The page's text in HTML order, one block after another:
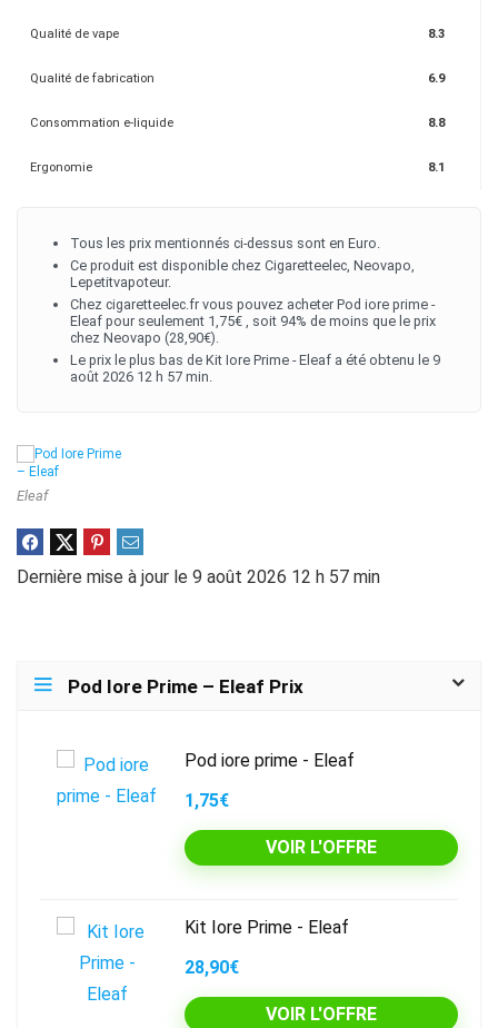
Qualité de vape 8.3
Qualité de fabrication 6.9
Consommation e-liquide 8.8
Ergonomie 8.1
Tous les prix mentionnés ci-dessus sont en Euro.
Ce produit est disponible chez Cigaretteelec, Neovapo,
Lepetitvapoteur.
Chez cigaretteelec.fr vous pouvez acheter Pod iore prime -
Eleaf pour seulement 1,75€ , soit 94% de moins que le prix
chez Neovapo (28,90€).
Le prix le plus bas de Kit Iore Prime - Eleaf a été obtenu le 9
août 2026 12 h 57 min.
Eleaf
Dernière mise à jour le 9 août 2026 12 h 57 min
Pod Iore Prime – Eleaf Prix
Pod iore prime - Eleaf
1,75€
VOIR L'OFFRE
Kit Iore Prime - Eleaf
28,90€
VOIR L'OFFRE